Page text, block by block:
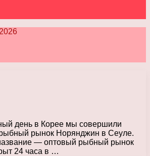
день в Корее мы совершили
рыбный рынок Норянджин в Сеуле.
— оптовый рыбный рынок
24 часа в …